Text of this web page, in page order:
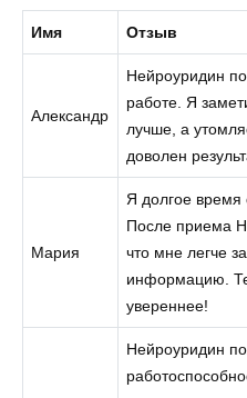
Имя Отзыв
Александр
Нейроуридин
работе. Я
лучше, а
доволен
Мария
Я долгое время
После приема
что мне легче
информацию.
увереннее!
Нейроуридин